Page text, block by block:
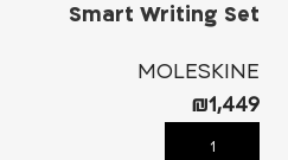
Smart Writing Set
MOLESKINE
₪1,449
הוספה לסל